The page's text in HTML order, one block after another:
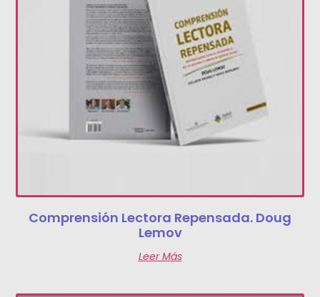
Comprensión Lectora Repensada. Doug
Lemov
Leer Más